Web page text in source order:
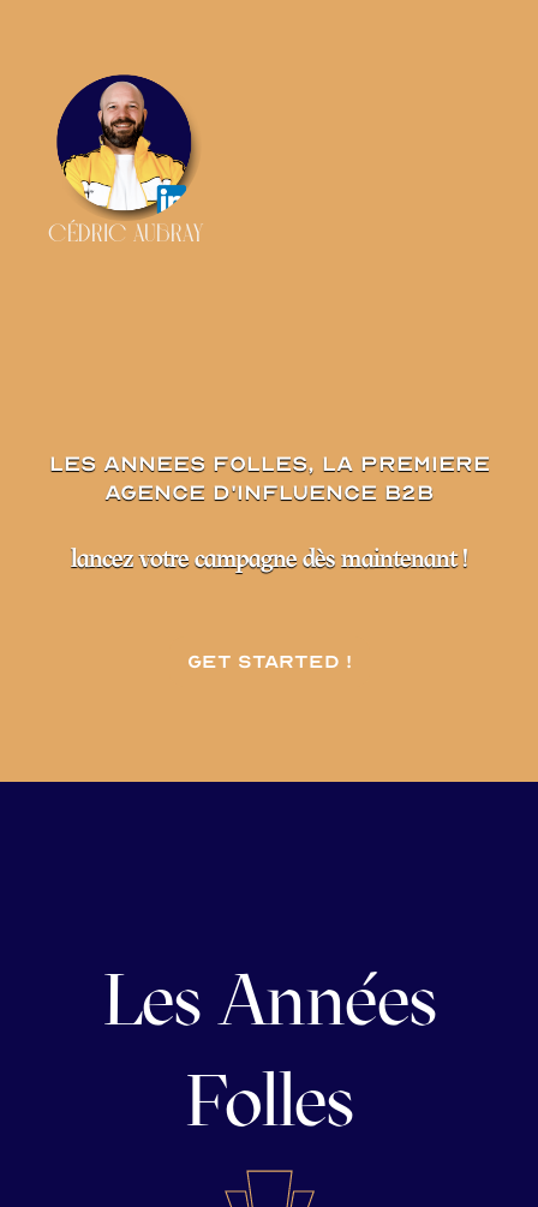
CÉDRIC AUBRAY
les annees folles, la premiere
agence d'influence B2B
lancez votre campagne dès maintenant !
Get started !
Les Années
Folles